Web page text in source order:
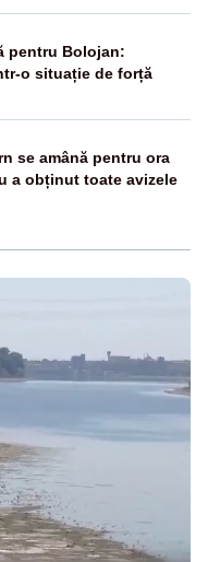
pentru Bolojan:
o situație de forță
se amână pentru ora
a obținut toate avizele